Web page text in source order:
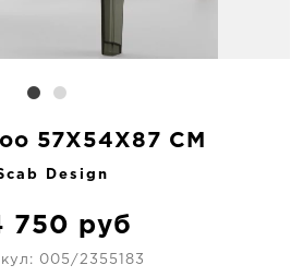
57X54X87 CM
Design
750 руб
005/2355183